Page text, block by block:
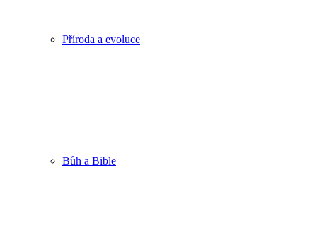
Příroda a evoluce
Bůh a Bible